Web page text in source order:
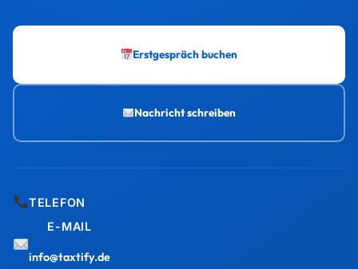
Erstgespräch buchen
Nachricht schreiben
TELEFON
E-MAIL
info@taxtify.de